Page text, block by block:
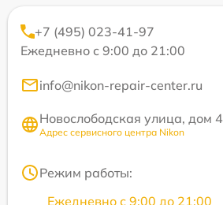
+7 (495) 023-41-97
Ежедневно с 9:00 до 21:00
info@nikon-repair-center.ru
Новослободская улица, дом 4
Адрес сервисного центра Nikon
Режим работы:
Ежедневно с 9:00 до 21:00